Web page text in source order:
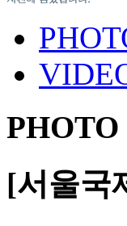
[서울국